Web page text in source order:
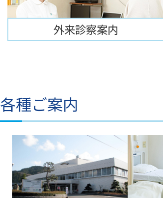
外来診察案内
各種ご案内